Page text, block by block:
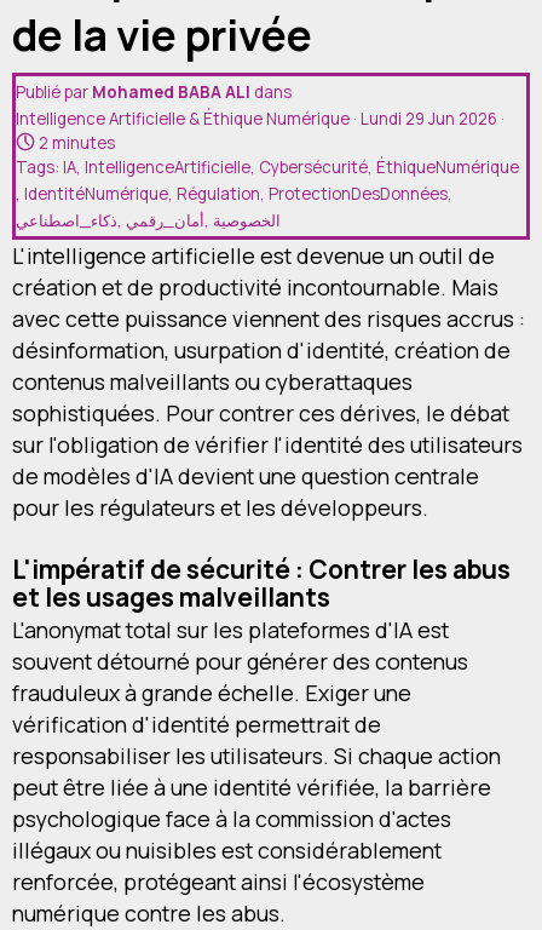
de la vie privée
Publié par Mohamed BABA ALI dans
Intelligence Artificielle & Éthique Numérique · Lundi 29 Jun 2026 ·
2 minutes
Tags: IA, IntelligenceArtificielle, Cybersécurité, ÉthiqueNumérique
, IdentitéNumérique, Régulation, ProtectionDesDonnées,
ذكاء_اصطناعي, أمان_رقمي, الخصوصية
L'intelligence artificielle est devenue un outil de
création et de productivité incontournable. Mais
avec cette puissance viennent des risques accrus :
désinformation, usurpation d'identité, création de
contenus malveillants ou cyberattaques
sophistiquées. Pour contrer ces dérives, le débat
sur l'obligation de vérifier l'identité des utilisateurs
de modèles d'IA devient une question centrale
pour les régulateurs et les développeurs.
L'impératif de sécurité : Contrer les abus
et les usages malveillants
L'anonymat total sur les plateformes d'IA est
souvent détourné pour générer des contenus
frauduleux à grande échelle. Exiger une
vérification d'identité permettrait de
responsabiliser les utilisateurs. Si chaque action
peut être liée à une identité vérifiée, la barrière
psychologique face à la commission d'actes
illégaux ou nuisibles est considérablement
renforcée, protégeant ainsi l'écosystème
numérique contre les abus.
Contact